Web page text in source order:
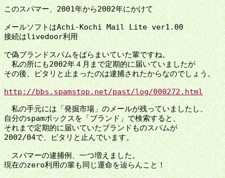
このスパマー、2001年から2002年にかけて
メールソフトはAchi-Kochi Mail Lite ver1.00
接続はlivedoor利用
で偽ブランドスパムをばらまいていた輩ですね。
私の所にも2002年４月まで定期的に届いていましたが
その後、ピタリと止まったのは逮捕されたからなのでしょう。
http://bbs.spamstop.net/past/log/000272.html
私の手元には「発掘市場」のメールが残っていましたし、
自分のspamボックスを「ブランド」で検索すると、
それまで定期的に届いていたブランドものスパムが
2002/04で、ピタリと止んでいます。
スパマーの逮捕例、一つ増えました。
現在のzero利用の輩も同じ運命を辿らんこと！